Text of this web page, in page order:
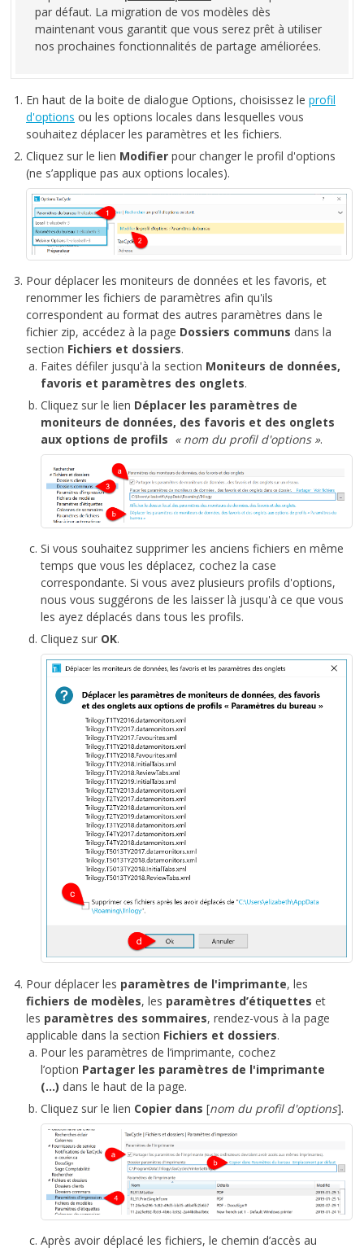
par défaut. La migration de vos modèles dès
maintenant vous garantit que vous serez prêt à utiliser
nos prochaines fonctionnalités de partage améliorées.
En haut de la boite de dialogue Options, choisissez le profil
d'options ou les options locales dans lesquelles vous
souhaitez déplacer les paramètres et les fichiers.
Cliquez sur le lien Modifier pour changer le profil d'options
(ne s’applique pas aux options locales).
Pour déplacer les moniteurs de données et les favoris, et
renommer les fichiers de paramètres afin qu'ils
correspondent au format des autres paramètres dans le
fichier zip, accédez à la page Dossiers communs dans la
section Fichiers et dossiers.
Faites défiler jusqu'à la section Moniteurs de données,
favoris et paramètres des onglets.
Cliquez sur le lien Déplacer les paramètres de
moniteurs de données, des favoris et des onglets
aux options de profils « nom du profil d'options ».
Si vous souhaitez supprimer les anciens fichiers en même
temps que vous les déplacez, cochez la case
correspondante. Si vous avez plusieurs profils d'options,
nous vous suggérons de les laisser là jusqu'à ce que vous
les ayez déplacés dans tous les profils.
Cliquez sur OK.
Pour déplacer les paramètres de l'imprimante, les
fichiers de modèles, les paramètres d’étiquettes et
les paramètres des sommaires, rendez-vous à la page
applicable dans la section Fichiers et dossiers.
Pour les paramètres de l’imprimante, cochez
l’option Partager les paramètres de l'imprimante
(...) dans le haut de la page.
Cliquez sur le lien Copier dans [nom du profil d'options].
Après avoir déplacé les fichiers, le chemin d’accès au